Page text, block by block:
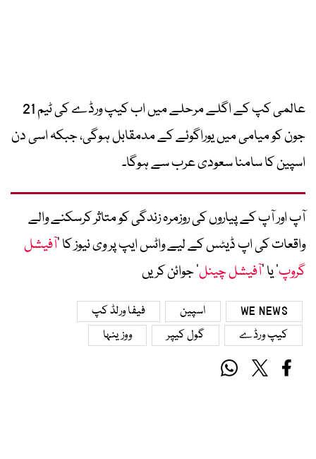
عالمی کپ کے اگلے مرحلے میں اب کیپ ورڈے کی ٹیم 21
جون کو میامی میں یوراگوئے کے مدمقابل ہوگی، جبکہ اسی دن
اسپین کا سامنا سعودی عرب سے ہوگا۔
آپ اور آپ کے پیاروں کی روزمرہ زندگی کو متاثر کرسکنے والے
واقعات کی اپ ڈیٹس کے لیے واٹس ایپ پر وی نیوز کا ’آفیشل
گروپ‘ یا ’آفیشل چینل‘ جوائن کریں
WE NEWS اسپین
فیفا ورلڈ کپ
کیپ ورڈے
گول کیپر ووزینہا